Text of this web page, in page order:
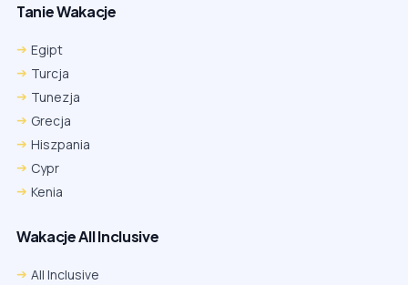
Tanie Wakacje
Egipt
Turcja
Tunezja
Grecja
Hiszpania
Cypr
Kenia
Wakacje All Inclusive
All Inclusive